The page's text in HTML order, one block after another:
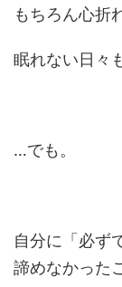
もちろん心折
眠れない日々
…でも。
自分に「必ず
諦めなかった